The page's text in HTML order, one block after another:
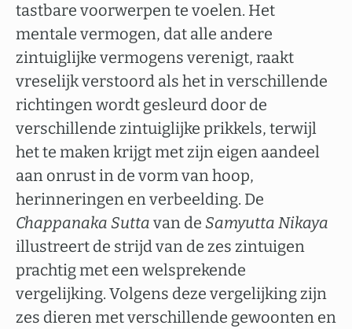
tastbare voorwerpen te voelen. Het
mentale vermogen, dat alle andere
zintuiglijke vermogens verenigt, raakt
vreselijk verstoord als het in verschillende
richtingen wordt gesleurd door de
verschillende zintuiglijke prikkels, terwijl
het te maken krijgt met zijn eigen aandeel
aan onrust in de vorm van hoop,
herinneringen en verbeelding. De
Chappanaka Sutta van de Samyutta Nikaya
illustreert de strijd van de zes zintuigen
prachtig met een welsprekende
vergelijking. Volgens deze vergelijking zijn
zes dieren met verschillende gewoonten en